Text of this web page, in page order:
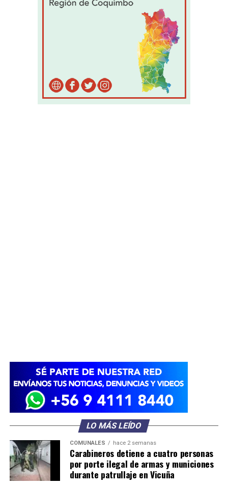
LO MÁS LEÍDO
COMUNALES hace 2 semanas
Carabineros detiene a cuatro personas
por porte ilegal de armas y municiones
durante patrullaje en Vicuña